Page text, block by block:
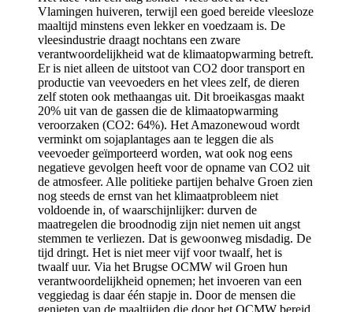
Vlamingen huiveren, terwijl een goed bereide vleesloze
maaltijd minstens even lekker en voedzaam is. De
vleesindustrie draagt nochtans een zware
verantwoordelijkheid wat de klimaatopwarming betreft.
Er is niet alleen de uitstoot van CO2 door transport en
productie van veevoeders en het vlees zelf, de dieren
zelf stoten ook methaangas uit. Dit broeikasgas maakt
20% uit van de gassen die de klimaatopwarming
veroorzaken (CO2: 64%). Het Amazonewoud wordt
verminkt om sojaplantages aan te leggen die als
veevoeder geïmporteerd worden, wat ook nog eens
negatieve gevolgen heeft voor de opname van CO2 uit
de atmosfeer. Alle politieke partijen behalve Groen zien
nog steeds de ernst van het klimaatprobleem niet
voldoende in, of waarschijnlijker: durven de
maatregelen die broodnodig zijn niet nemen uit angst
stemmen te verliezen. Dat is gewoonweg misdadig. De
tijd dringt. Het is niet meer vijf voor twaalf, het is
twaalf uur. Via het Brugse OCMW wil Groen hun
verantwoordelijkheid opnemen; het invoeren van een
veggiedag is daar één stapje in. Door de mensen die